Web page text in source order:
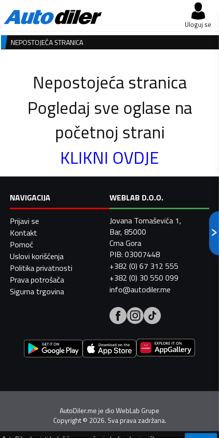
Uloguj se
NEPOSTOJEĆA STRANICA
Nepostojeća stranica
Pogledaj sve oglase na
početnoj strani
KLIKNI OVDJE
NAVIGACIJA
Prijavi se
Kontakt
Pomoć
Uslovi korišćenja
Politika privatnosti
Prava potrošača
Sigurna trgovina
WEBLAB D.O.O.
Jovana Tomaševića 1,
Bar, 85000
Crna Gora
PIB: 03007448
+382 (0) 67 312 555
+382 (0) 30 550 099
info@autodiler.me
AutoDiler.me je dioWebLab Grupe
Copyright© 2026. Sva prava zadržana.